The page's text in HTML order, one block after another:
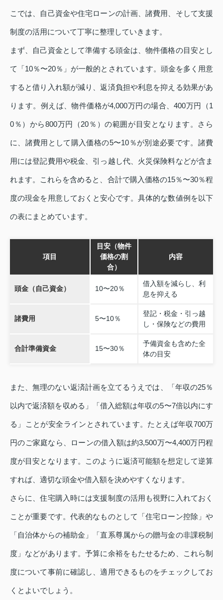
こでは、自己資金や住宅ローンの計画、諸費用、そして支援
制度の活用について丁寧に整理していきます。
まず、自己資金として準備する頭金は、物件価格の目安とし
て「10％〜20％」が一般的とされています。頭金を多く用意
すると借り入れ額が減り、返済負担や利息を抑える効果があ
ります。例えば、物件価格が4,000万円の場合、400万円（1
0％）から800万円（20％）の範囲が目安となります。さら
に、諸費用として購入価格の5〜10％が別途必要です。諸費
用には登記費用や税金、引っ越し代、火災保険料などが含ま
れます。これらを含めると、合計で購入価格の15％〜30％程
度の現金を用意しておくと安心です。具体的な数値例を以下
の表にまとめています。
項目
目安（物件
価格の割
合）
内容
頭金（自己資金） 10〜20％
借入額を減らし、利
息を抑える
諸費用 5〜10％
登記・税金・引っ越
し・保険などの費用
合計準備資金 15〜30％
予備資金も含めた全
体の目安
また、無理のない返済計画を立てるうえでは、「年収の25％
以内で返済額を収める」「借入総額は年収の5〜7倍以内にす
る」ことが安全ラインとされています。たとえば年収700万
円のご家庭なら、ローンの借入額は約3,500万〜4,400万円程
度が目安となります。このように返済可能額を想定して逆算
すれば、適切な頭金や借入額を決めやすくなります。
さらに、住宅購入時には支援制度の活用も視野に入れておく
ことが重要です。代表的なものとして「住宅ローン控除」や
「自治体からの補助金」「直系尊属からの贈与金の非課税制
度」などがあります。予算に余裕をもたせるため、これら制
度について事前に確認し、適用できるものをチェックしてお
くとよいでしょう。